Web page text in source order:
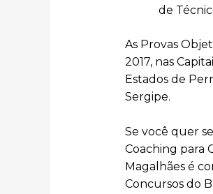
de
As Provas
2017, nas
Estados de
Sergipe.
Se você quer
Coaching para
Magalhães é
Concursos do